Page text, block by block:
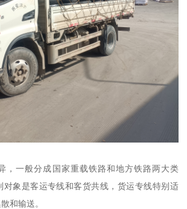
，一般分成国家重载铁路和地方铁路两大类
对象是客运专线和客货共线，货运专线特别适
和输送。